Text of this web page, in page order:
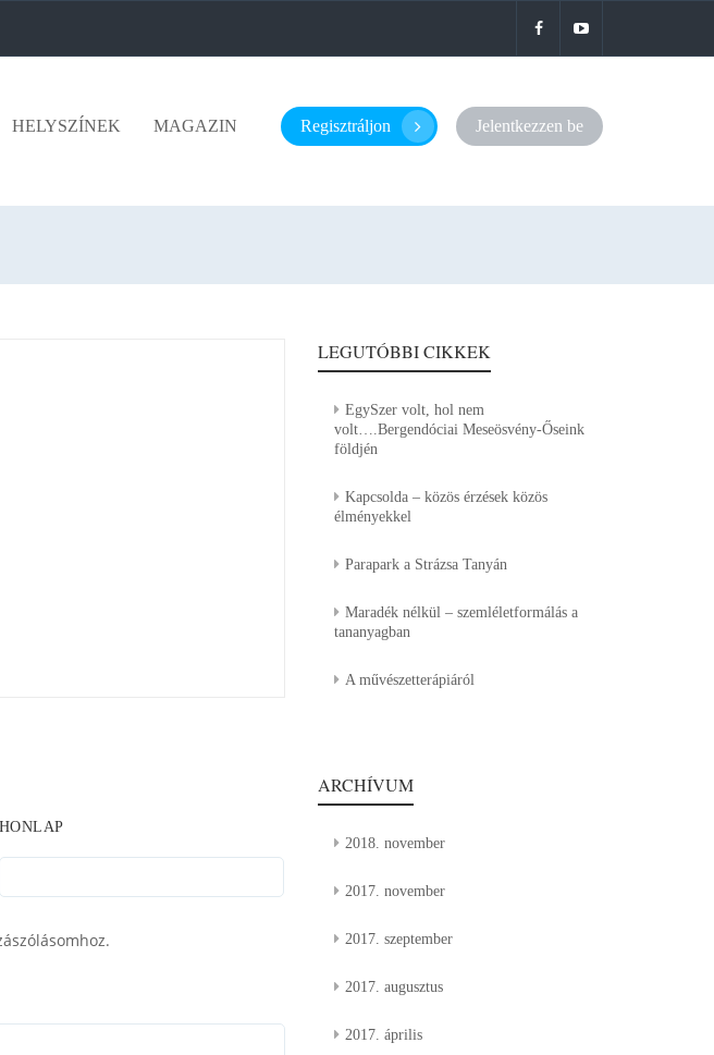
Regisztráljon Jelentkezzen be
HELYSZÍNEK MAGAZIN
HONLAP
LEGUTÓBBI CIKKEK
EgySzer volt, hol nem
volt….Bergendóciai Meseösvény-Őseink
földjén
Kapcsolda – közös érzések közös
élményekkel
Parapark a Strázsa Tanyán
Maradék nélkül – szemléletformálás a
tananyagban
A művészetterápiáról
ARCHÍVUM
2018. november
2017. november
2017. szeptember
2017. augusztus
2017. április